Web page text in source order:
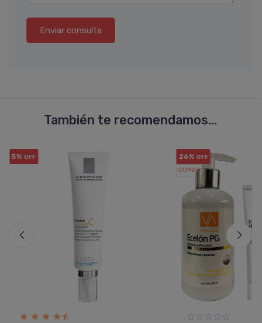
Enviar consulta
También te recomendamos...
5% OFF 26% OFF
COMBO